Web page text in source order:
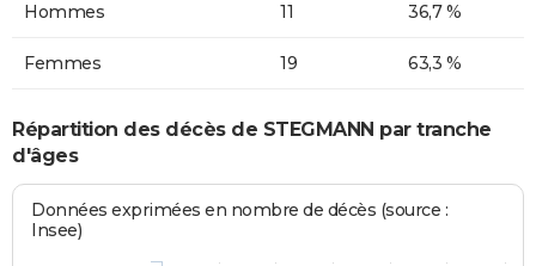
Hommes 11 36,7 %
Femmes 19 63,3 %
Répartition des décès de STEGMANN par tranche
d'âges
Données exprimées en nombre de décès (source :
Insee)